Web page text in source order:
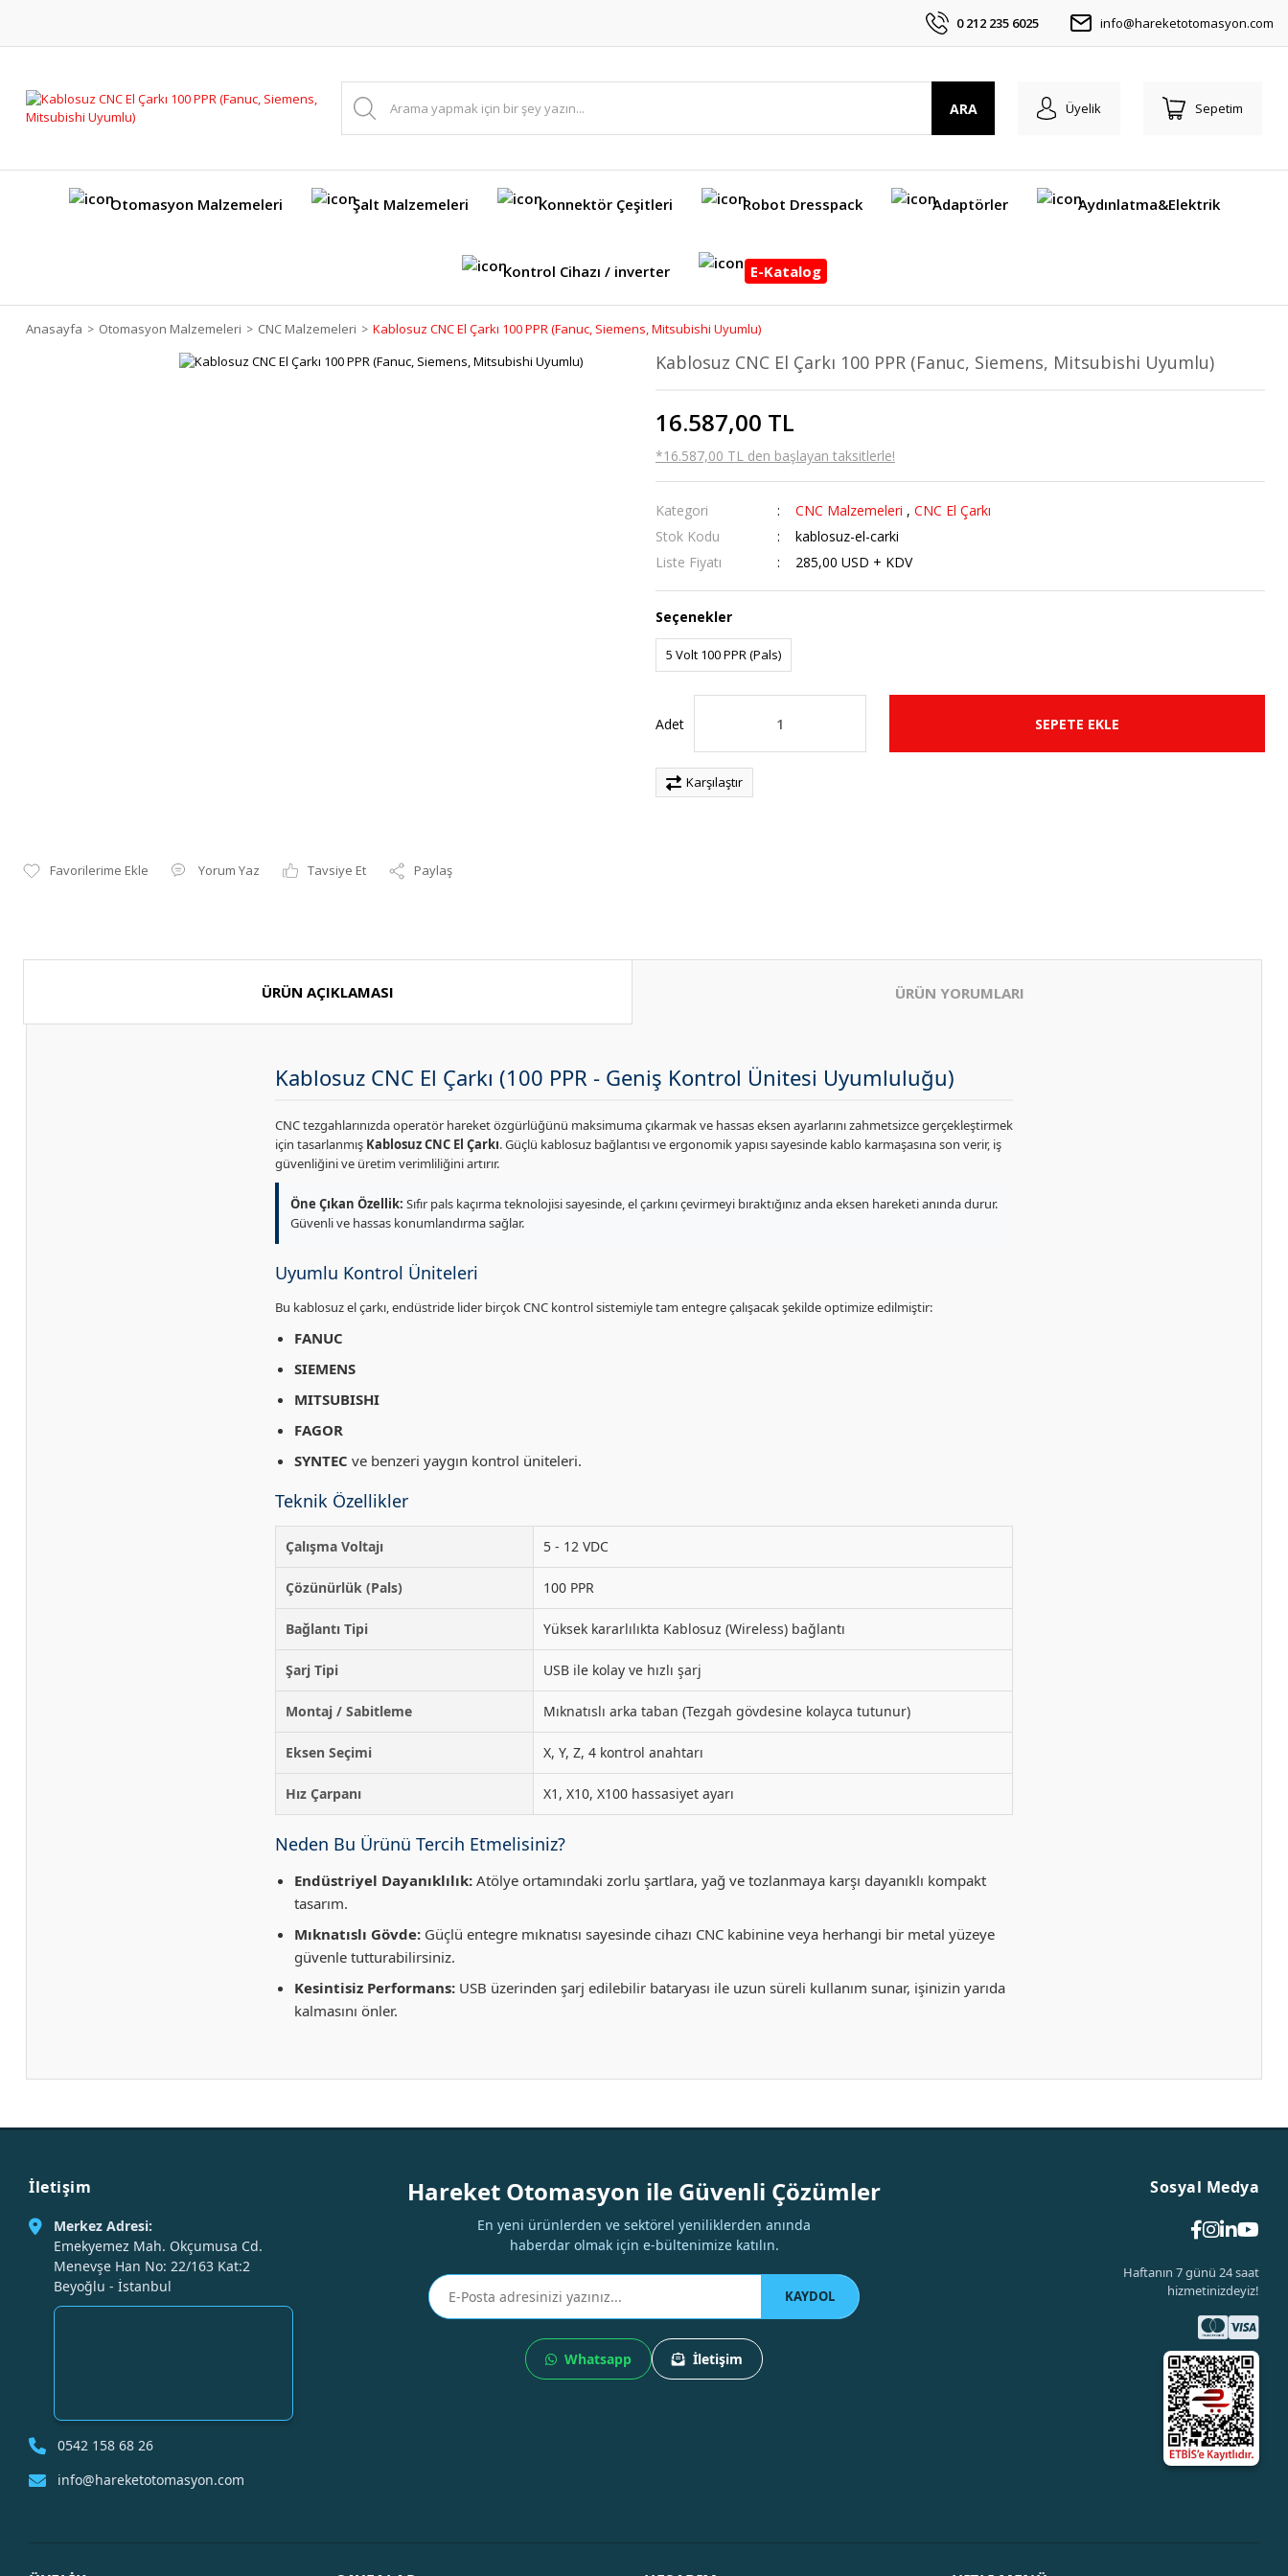
0 212 235 6025 info@hareketotomasyon.com
ARA Üyelik Sepetim
Otomasyon Malzemeleri Şalt Malzemeleri Konnektör Çeşitleri Robot Dresspack Adaptörler Aydınlatma&Elektrik
Kontrol Cihazı / inverter E-Katalog
Anasayfa Otomasyon Malzemeleri CNC Malzemeleri Kablosuz CNC El Çarkı 100 PPR (Fanuc, Siemens, Mitsubishi Uyumlu)
Yorum Yaz Tavsiye Et Paylaş
Kablosuz CNC El Çarkı 100 PPR (Fanuc, Siemens, Mitsubishi Uyumlu)
16.587,00 TL
*16.587,00 TL den başlayan taksitlerle!
Kategori CNC Malzemeleri ,CNC El Çarkı
Stok Kodu
kablosuz-el-carki
Liste Fiyatı
285,00 USD + KDV
Seçenekler
5 Volt 100 PPR (Pals)
Adet SEPETE EKLE
Karşılaştır
ÜRÜN AÇIKLAMASI ÜRÜN YORUMLARI
Kablosuz CNC El Çarkı (100 PPR - Geniş Kontrol Ünitesi Uyumluluğu)
CNC tezgahlarınızda operatör hareket özgürlüğünü maksimuma çıkarmak ve hassas eksen ayarlarını zahmetsizce gerçekleştirmek
için tasarlanmış Kablosuz CNC El Çarkı. Güçlü kablosuz bağlantısı ve ergonomik yapısı sayesinde kablo karmaşasına son verir, iş
güvenliğini ve üretim verimliliğini artırır.
Öne Çıkan Özellik: Sıfır pals kaçırma teknolojisi sayesinde, el çarkını çevirmeyi bıraktığınız anda eksen hareketi anında durur.
Güvenli ve hassas konumlandırma sağlar.
Uyumlu Kontrol Üniteleri
Bu kablosuz el çarkı, endüstride lider birçok CNC kontrol sistemiyle tam entegre çalışacak şekilde optimize edilmiştir:
FANUC
SIEMENS
MITSUBISHI
FAGOR
SYNTEC ve benzeri yaygın kontrol üniteleri.
Teknik Özellikler
Çalışma Voltajı 5 - 12 VDC
Çözünürlük (Pals) 100 PPR
Bağlantı Tipi Yüksek kararlılıkta Kablosuz (Wireless) bağlantı
Şarj Tipi USB ile kolay ve hızlı şarj
Montaj / Sabitleme Mıknatıslı arka taban (Tezgah gövdesine kolayca tutunur)
Eksen Seçimi X, Y, Z, 4 kontrol anahtarı
Hız Çarpanı X1, X10, X100 hassasiyet ayarı
Neden Bu Ürünü Tercih Etmelisiniz?
Endüstriyel Dayanıklılık: Atölye ortamındaki zorlu şartlara, yağ ve tozlanmaya karşı dayanıklı kompakt
tasarım.
Mıknatıslı Gövde: Güçlü entegre mıknatısı sayesinde cihazı CNC kabinine veya herhangi bir metal yüzeye
güvenle tutturabilirsiniz.
Kesintisiz Performans: USB üzerinden şarj edilebilir bataryası ile uzun süreli kullanım sunar, işinizin yarıda
kalmasını önler.
Yorum Yaz
İletişim
Merkez Adresi:
Emekyemez Mah. Okçumusa Cd.
Menevşe Han No: 22/163 Kat:2
Beyoğlu - İstanbul
0542 158 68 26
info@hareketotomasyon.com
Hareket Otomasyon ile Güvenli Çözümler
En yeni ürünlerden ve sektörel yeniliklerden anında
haberdar olmak için e-bültenimize katılın.
KAYDOL
Whatsapp İletişim
Sosyal Medya
Haftanın 7 günü 24 saat
hizmetinizdeyiz!